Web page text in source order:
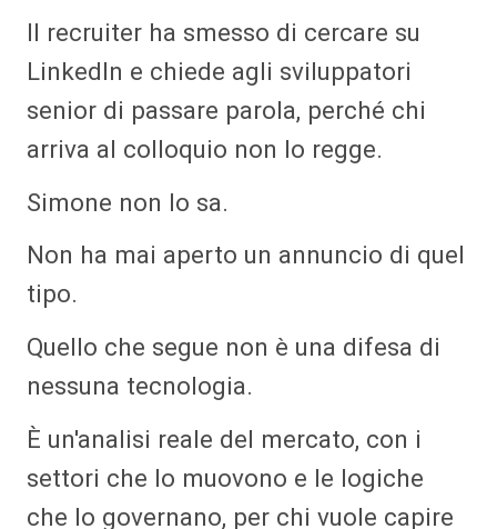
Il recruiter ha smesso di cercare su
LinkedIn e chiede agli sviluppatori
senior di passare parola, perché chi
arriva al colloquio non lo regge.
Simone non lo sa.
Non ha mai aperto un annuncio di quel
tipo.
Quello che segue non è una difesa di
nessuna tecnologia.
È un'analisi reale del mercato, con i
settori che lo muovono e le logiche
che lo governano, per chi vuole capire